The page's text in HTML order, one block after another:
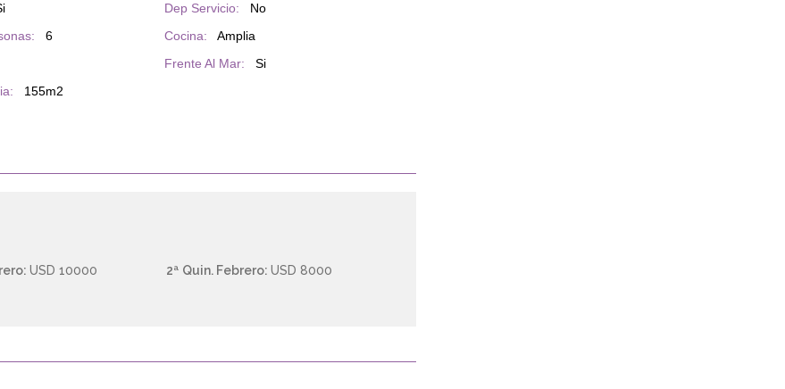
Dep Servicio:
No
6 Cocina:
Amplia
Frente Al Mar:
Si
155m2
USD 10000 2ª Quin. Febrero:USD 8000